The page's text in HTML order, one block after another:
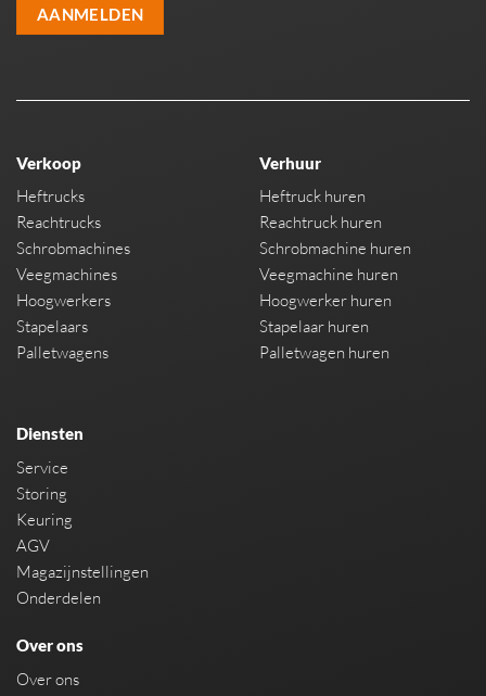
AANMELDEN
Verkoop
Heftrucks
Reachtrucks
Schrobmachines
Veegmachines
Hoogwerkers
Stapelaars
Palletwagens
Verhuur
Heftruck huren
Reachtruck huren
Schrobmachine huren
Veegmachine huren
Hoogwerker huren
Stapelaar huren
Palletwagen huren
Diensten
Service
Storing
Keuring
AGV
Magazijnstellingen
Onderdelen
Over ons
Over ons